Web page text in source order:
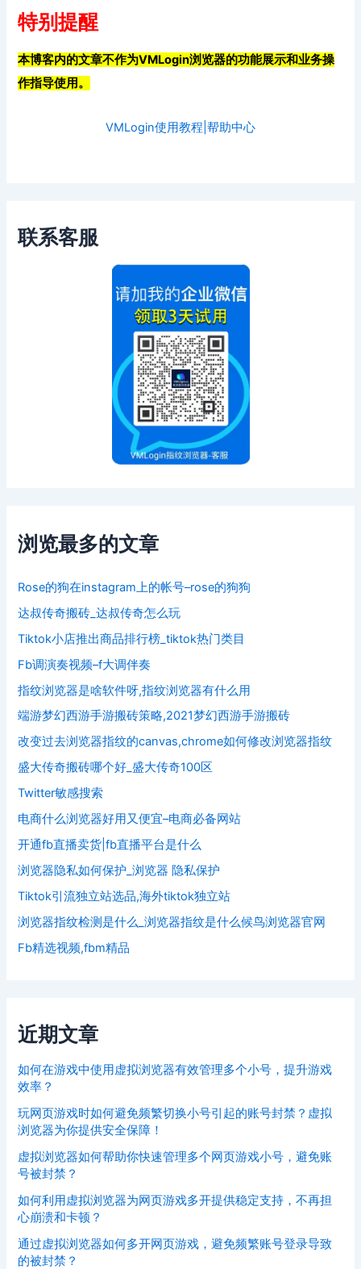
特别提醒
本博客内的文章不作为VMLogin浏览器的功能展示和业务操
作指导使用。
VMLogin使用教程|帮助中心
联系客服
浏览最多的文章
Rose的狗在instagram上的帐号–rose的狗狗
达叔传奇搬砖_达叔传奇怎么玩
Tiktok小店推出商品排行榜_tiktok热门类目
Fb调演奏视频–f大调伴奏
指纹浏览器是啥软件呀,指纹浏览器有什么用
端游梦幻西游手游搬砖策略,2021梦幻西游手游搬砖
改变过去浏览器指纹的canvas,chrome如何修改浏览器指纹
盛大传奇搬砖哪个好_盛大传奇100区
Twitter敏感搜索
电商什么浏览器好用又便宜–电商必备网站
开通fb直播卖货|fb直播平台是什么
浏览器隐私如何保护_浏览器 隐私保护
Tiktok引流独立站选品,海外tiktok独立站
浏览器指纹检测是什么_浏览器指纹是什么候鸟浏览器官网
Fb精选视频,fbm精品
近期文章
如何在游戏中使用虚拟浏览器有效管理多个小号，提升游戏
效率？
玩网页游戏时如何避免频繁切换小号引起的账号封禁？虚拟
浏览器为你提供安全保障！
虚拟浏览器如何帮助你快速管理多个网页游戏小号，避免账
号被封禁？
如何利用虚拟浏览器为网页游戏多开提供稳定支持，不再担
心崩溃和卡顿？
通过虚拟浏览器如何多开网页游戏，避免频繁账号登录导致
的被封禁？